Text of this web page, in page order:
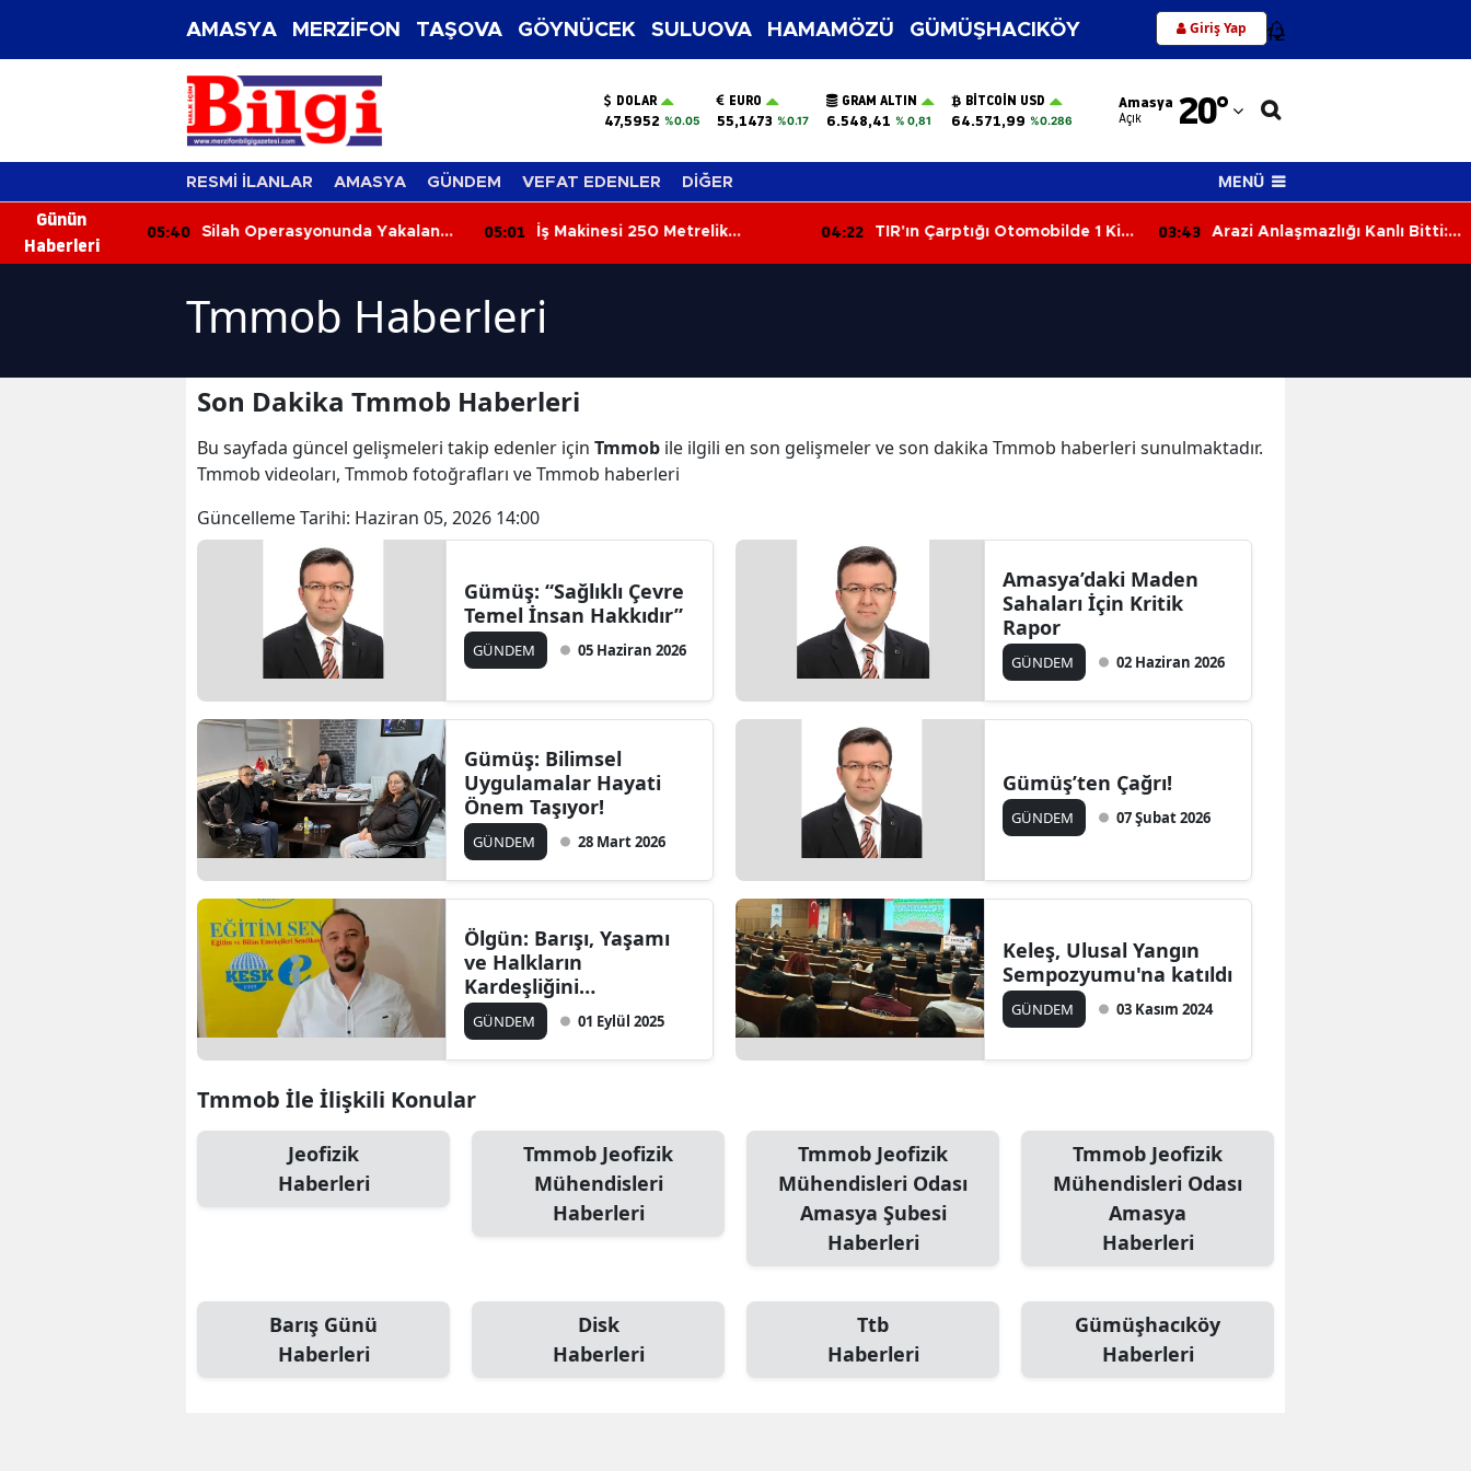
AMASYA MERZİFON TAŞOVA GÖYNÜCEK SULUOVA HAMAMÖZÜ GÜMÜŞHACIKÖY Giriş Yap 12
DOLAR
47,5952 %0.05
EURO
55,1473 %0.17
GRAM ALTIN
6.548,41 % 0,81
BITCOIN USD
64.571,99 %0.286
Amasya
Açık 20°
Adana
Adıyaman
Ağrı
Amasya
Artvin
Bitlis
Çanakkale
Çankırı
Diyarbakır
Edirne
Erzurum
Eskişehir
Gaziantep
Gümüşhane
Hakkari
RESMİ İLANLAR AMASYA GÜNDEM VEFAT EDENLER DİĞER MENÜ
Günün
Haberleri
Bulundu
05:40
Silah Operasyonunda Yakalanan
05:01
İş Makinesi 250 Metrelik
04:22
TIR'ın Çarptığı Otomobilde 1 Kişi
03:43
Arazi Anlaşmazlığı Kanlı Bitti:
Tmmob Haberleri
Son Dakika Tmmob Haberleri
Bu sayfada güncel gelişmeleri takip edenler için Tmmob ile ilgili en son gelişmeler ve son dakika Tmmob haberleri sunulmaktadır.
Tmmob videoları, Tmmob fotoğrafları ve Tmmob haberleri
Güncelleme Tarihi: Haziran 05, 2026 14:00
Gümüş: “Sağlıklı Çevre
Temel İnsan Hakkıdır”
GÜNDEM 05 Haziran 2026
Amasya’daki Maden
Sahaları İçin Kritik
Rapor
GÜNDEM 02 Haziran 2026
Gümüş: Bilimsel
Uygulamalar Hayati
Önem Taşıyor!
GÜNDEM 28 Mart 2026
Gümüş’ten Çağrı!
GÜNDEM 07 Şubat 2026
Ölgün: Barışı, Yaşamı
ve Halkların
Kardeşliğini
Savunuyoruz!
GÜNDEM 01 Eylül 2025
Keleş, Ulusal Yangın
Sempozyumu'na katıldı
GÜNDEM 03 Kasım 2024
Tmmob İle İlişkili Konular
Jeofizik
Haberleri
Tmmob Jeofizik
Mühendisleri
Haberleri
Tmmob Jeofizik
Mühendisleri Odası
Amasya Şubesi
Haberleri
Tmmob Jeofizik
Mühendisleri Odası
Amasya
Haberleri
Barış Günü
Haberleri
Disk
Haberleri
Ttb
Haberleri
Gümüşhacıköy
Haberleri